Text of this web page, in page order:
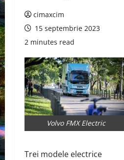
cimaxcim
15 septembrie 2023
2 minutes read
Volvo FMX Electric
Trei modele electrice